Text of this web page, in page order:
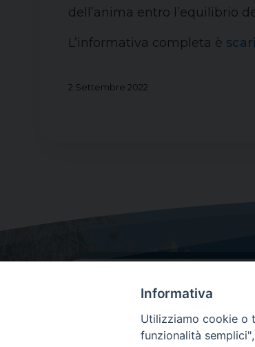
dell’anima entro l’equilibrio
L’informativa completa è
2 Settembre 2022
Informativa
Utilizziamo cookie o
funzionalità